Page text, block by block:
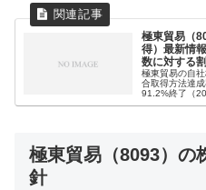
極東貿易（
得）最新情
数に対する
極東貿易の自
合取得方法達
91.2%終了（
極東貿易（8093）の
針